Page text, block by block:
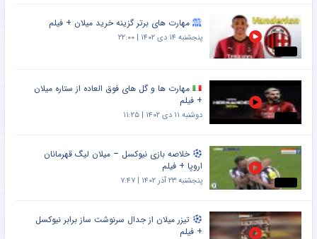
مهارت های برتر گزینه خرید میلان + فیلم
پنجشنبه ۱۴ دی ۱۴۰۲ | ۲۲:۰۰
مهارت ها و گل های فوق العاده از ستاره میلان
+ فیلم
دوشنبه ۱۱ دی ۱۴۰۲ | ۱۱:۲۵
خلاصه بازی نیوکسل – میلان لیگ قهرمانان
اروپا + فیلم
پنجشنبه ۲۳ آذر ۱۴۰۲ | ۷:۴۷
تیزر میلان از جدال سرنوشت ساز برابر نیوکسل
+ فیلم